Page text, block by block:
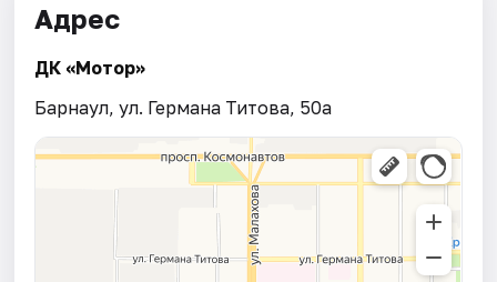
Адрес
ДК «Мотор»
Барнаул, ул. Германа Титова, 50а